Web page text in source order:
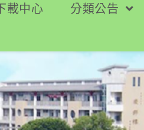
載中心 分類公告